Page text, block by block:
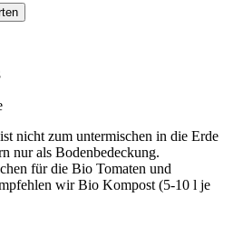
nicht zum untermischen in die Erde
nur als Bodenbedeckung.
für die Bio Tomaten und
wir Bio Kompost (5-10 l je